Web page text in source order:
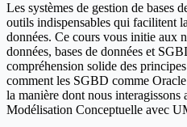
Les systèmes de gestion de bases
outils indispensables qui facilitent
données. Ce cours vous initie aux
données, bases de données et
compréhension solide des
comment les SGBD comme
la manière dont nous interagissons
Modélisation Conceptuelle avec